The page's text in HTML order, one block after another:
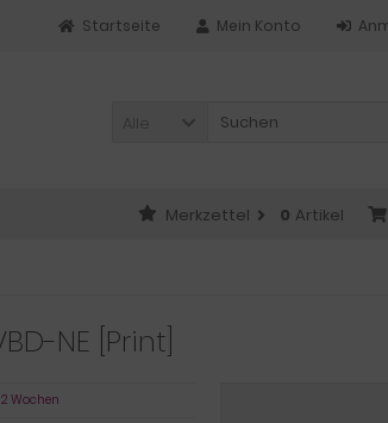
Mein Konto
Startseite
Alle
Merkzettel 0 Artikel
NE [Print]
2 Wochen